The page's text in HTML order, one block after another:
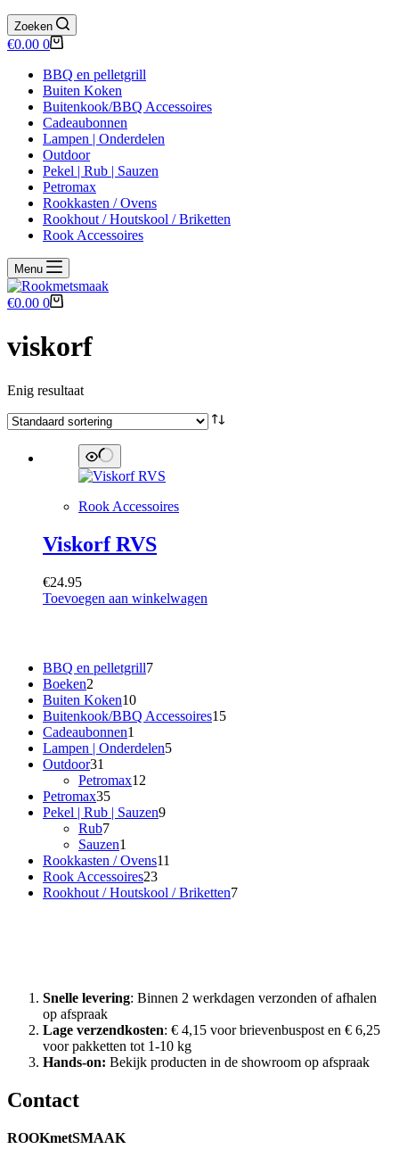
Zoeken
Winkelwagen
€0.00 0
BBQ en pelletgrill
Buiten Koken
Buitenkook/BBQ Accessoires
Cadeaubonnen
Lampen | Onderdelen
Outdoor
Pekel | Rub | Sauzen
Petromax
Rookkasten / Ovens
Rookhout / Houtskool / Briketten
Rook Accessoires
Menu
Winkelwagen
€0.00 0
viskorf
Enig resultaat
Rook Accessoires
Viskorf RVS
€24.95
Toevoegen aan winkelwagen
BBQ en pelletgrill77
Boeken2
producten
Buiten Koken1010
producten
Buitenkook/BBQ Accessoires1515
Cadeaubonnen1
product
Lampen | Onderdelen55
Outdoor31
producten
Petromax12
Petromax3535
producten
Pekel | Rub | Sauzen99
Rub77
producten
Sauzen1
product
Rookkasten / Ovens11
Rook Accessoires2323
producten
Rookhout / Houtskool / Briketten77
Snelle levering: Binnen 2 werkdagen verzonden of afhalen
op afspraak
Lage verzendkosten: € 4,15 voor brievenbuspost en € 6,25
voor pakketten tot 1-10 kg
Hands-on: Bekijk producten in de showroom op afspraak
Contact
ROOKmetSMAAK